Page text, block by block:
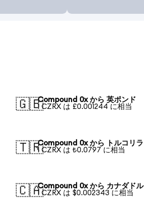
🇬🇧Compound 0x から 英ポンド
1 CZRX は £0.001244 に相当
🇹🇷Compound 0x から トルコリラ
1 CZRX は ₺0.0797 に相当
🇨🇦Compound 0x から カナダドル
1 CZRX は $0.002343 に相当